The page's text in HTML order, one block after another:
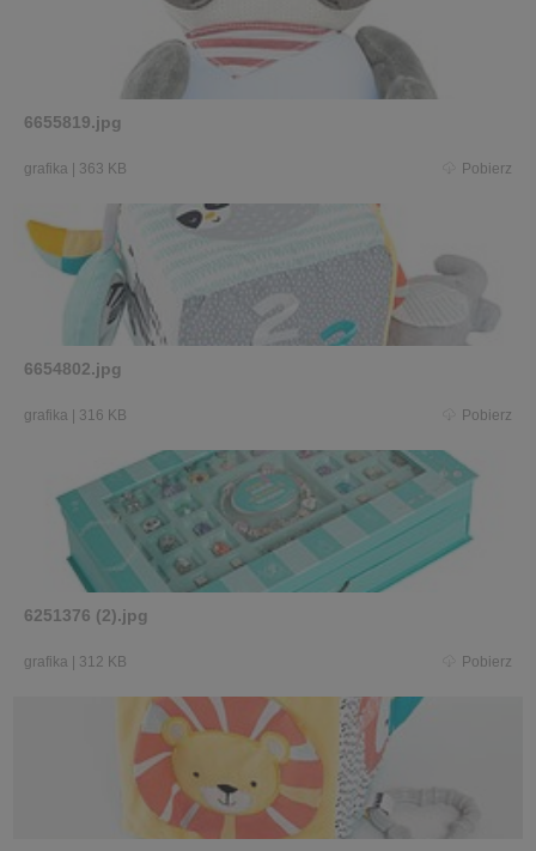
6655819.jpg
grafika 363 KB Pobierz
6654802.jpg
grafika 316 KB Pobierz
6251376 (2).jpg
grafika 312 KB Pobierz